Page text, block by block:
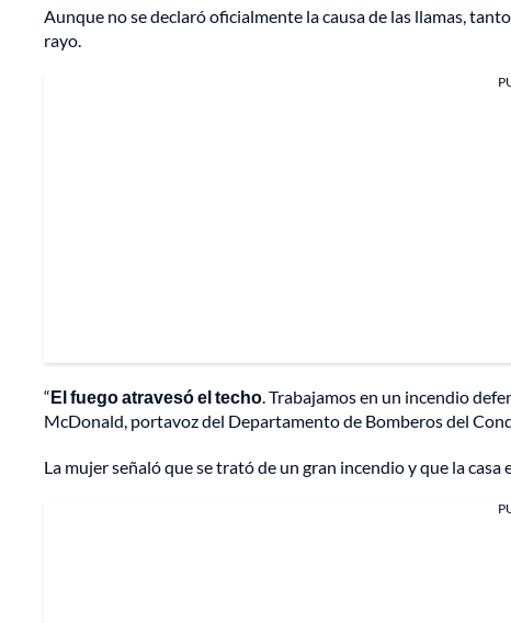
Aunque no se declaró oficialmente la causa de las llamas,
rayo.
“El fuego atravesó el techo. Trabajamos en un incendio
McDonald, portavoz del Departamento de Bomberos del
La mujer señaló que se trató de un gran incendio y que la